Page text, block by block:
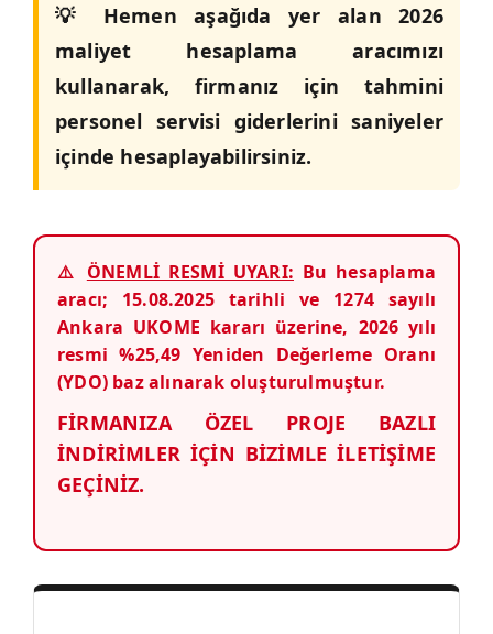
💡 Hemen aşağıda yer alan 2026
maliyet hesaplama aracımızı
kullanarak, firmanız için tahmini
personel servisi giderlerini saniyeler
içinde hesaplayabilirsiniz.
⚠️ ÖNEMLİ RESMİ UYARI: Bu hesaplama
aracı; 15.08.2025 tarihli ve 1274 sayılı
Ankara UKOME kararı üzerine, 2026 yılı
resmi %25,49 Yeniden Değerleme Oranı
(YDO) baz alınarak oluşturulmuştur.
FİRMANIZA ÖZEL PROJE BAZLI
İNDİRİMLER İÇİN BİZİMLE İLETİŞİME
GEÇİNİZ.